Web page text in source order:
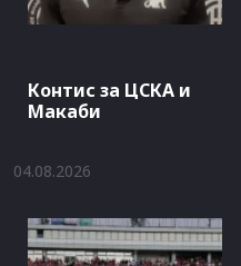
Контис за ЦСКА и
Макаби
04.08.2026